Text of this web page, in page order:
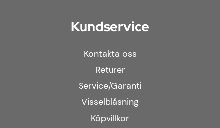
Kundservice
Kontakta oss
Returer
Service/Garanti
Visselblåsning
Köpvillkor